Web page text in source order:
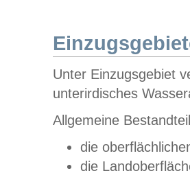
Unter Einzugsgebiet
unterirdisches
Allgemeine
die
die